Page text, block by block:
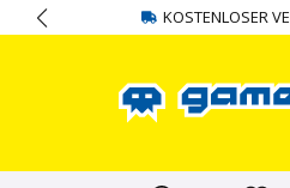
springen KOSTENLOSER